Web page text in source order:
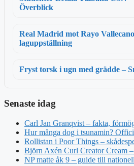
Överblick
Real Madrid mot Rayo
laguppställning
Fryst torsk i ugn med grädde –
Senaste idag
Carl Jan Granqvist – fakta,
Hur många dog i tsunamin?
Rollistan i Poor Things –
Björn Axén Curl Creator Cream
NP matte åk 9 – guide till